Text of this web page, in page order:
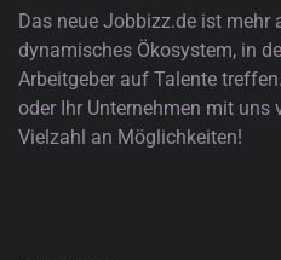
Das neue Jobbizz.de ist mehr
dynamisches Ökosystem, in
Arbeitgeber auf Talente
oder Ihr Unternehmen mit uns
Vielzahl an Möglichkeiten!